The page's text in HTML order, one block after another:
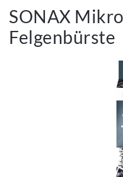
SONAX
Felgenbürste